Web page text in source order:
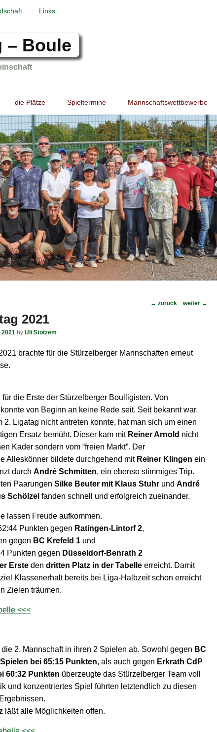
Links
– Boule
die Plätze Spieltermine Mannschaftswettbewerbe
Post
← zurück weiter →
2021
by Uli Stotzem
brachte für die Stürzelberger Mannschaften erneut
die Erste der Stürzelberger Boulligisten. Von
konnte von Beginn an keine Rede seit. Seit bekannt war,
2. Ligatag nicht antreten konnte, hat man sich um einen
Ersatz bemüht. Dieser kam mit Reiner Arnold nicht
Kader sondern vom “freien Markt”. Der
Alleskönner bildete durchgehend mit Reiner Klingen ein
durch André Schmitten, ein ebenso stimmiges Trip.
Paarungen Silke Beuter mit Klaus Stuhr und André
Schölzel fanden schnell und erfolgreich zueinander.
lassen Freude aufkommen.
Punkten gegen Ratingen-Lintorf 2,
gegen BC Krefeld 1 und
Punkten gegen Düsseldorf-Benrath 2
Erste den dritten Platz in der Tabelle erreicht. Damit
Klassenerhalt bereits bei Liga-Halbzeit schon erreicht
Zielen träumen.
<<<
2. Mannschaft in ihren 2 Spielen ab. Sowohl gegen BC
bei 65:15 Punkten, als auch gegen Erkrath CdP
60:32 Punkten überzeugte das Stürzelberger Team voll
und konzentriertes Spiel führten letztendlich zu diesen
läßt alle Möglichkeiten offen.